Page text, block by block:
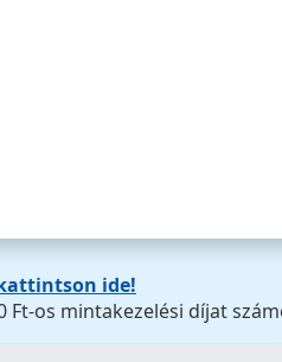
ide!
Ft-os mintakezelési díjat